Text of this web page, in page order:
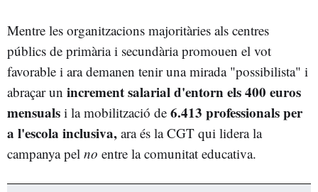
Mentre les organitzacions majoritàries als centres
públics de primària i secundària promouen el vot
favorable i ara demanen tenir una mirada "possibilista" i
abraçar un increment salarial d'entorn els 400 euros
mensuals i la mobilització de 6.413 professionals per
a l'escola inclusiva, ara és la CGT qui lidera la
campanya pel no entre la comunitat educativa.